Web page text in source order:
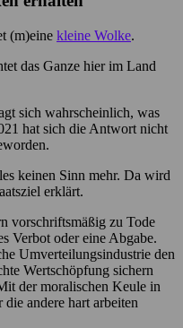
(m)eine kleine Wolke.
das Ganze hier im Land
sich wahrscheinlich, was
hat sich die Antwort nicht
keinen Sinn mehr. Da wird
erklärt.
vorschriftsmäßig zu Tode
Verbot oder eine Abgabe.
Umverteilungsindustrie den
Wertschöpfung sichern
der moralischen Keule in
andere hart arbeiten